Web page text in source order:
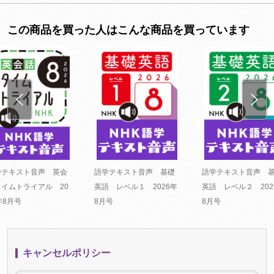
この商品を買った人はこんな商品を買っています
テキスト音声 英会
イムトライアル 20
8月号
語学テキスト音声 基礎
英語 レベル１ 2026年
8月号
語学テキスト音声
英語 レベル２
8月号
キャンセルポリシー